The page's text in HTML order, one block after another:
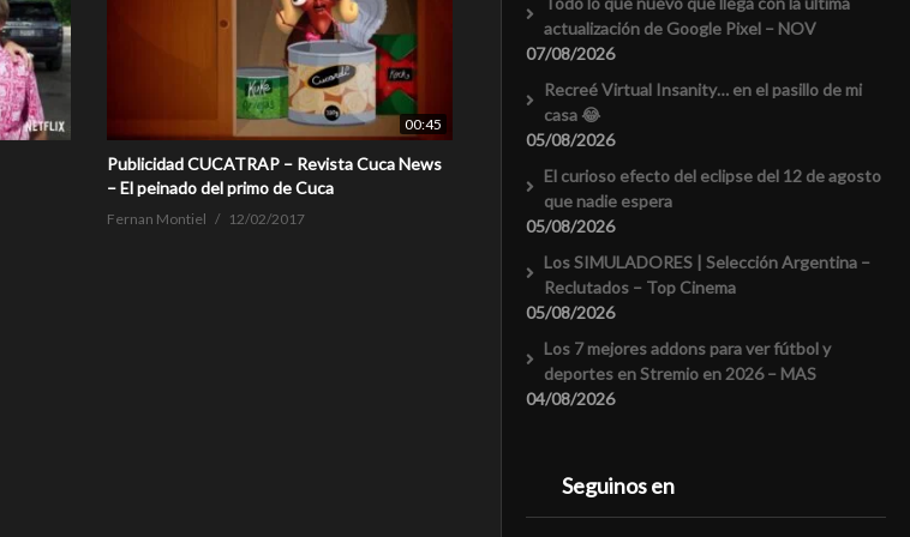
00:45
Publicidad CUCATRAP – Revista Cuca News
– El peinado del primo de Cuca
Fernan Montiel 12/02/2017
actualización de Google Pixel – NOV
07/08/2026
Recreé Virtual Insanity… en el pasillo de mi
casa 😂
05/08/2026
El curioso efecto del eclipse del 12 de agosto
que nadie espera
05/08/2026
Los SIMULADORES | Selección Argentina –
Reclutados – Top Cinema
05/08/2026
Los 7 mejores addons para ver fútbol y
deportes en Stremio en 2026 – MAS
04/08/2026
Seguinos en